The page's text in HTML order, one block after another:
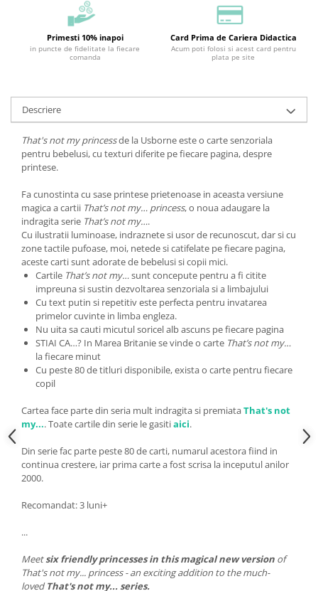
Primesti 10% inapoi
in puncte de fidelitate la fiecare
comanda
Card Prima de Cariera Didactica
Acum poti folosi si acest card pentru
plata pe site
Descriere
That's not my princessde la Usborne este o carte senzoriala
pentru bebelusi, cu texturi diferite pe fiecare pagina, despre
printese.
Fa cunostinta cu sase printese prietenoase in aceasta versiune
magica a cartii That’s not my… princess, o noua adaugare la
indragita serie That’s not my….
Cu ilustratii luminoase, indraznete si usor de recunoscut, dar si cu
zone tactile pufoase, moi, netede si catifelate pe fiecare pagina,
aceste carti sunt adorate de bebelusi si copii mici.
Cartile That’s not my…sunt concepute pentru a fi citite
impreuna si sustin dezvoltarea senzoriala si a limbajului
Cu text putin si repetitiv este perfecta pentru invatarea
primelor cuvinte in limba engleza.
Nu uita sa cauti micutul soricel alb ascuns pe fiecare pagina
STIAI CA…? In Marea Britanie se vinde o carte That’s not my…
la fiecare minut
Cu peste 80 de titluri disponibile, exista o carte pentru fiecare
copil
Cartea face parte din seria mult indragita si premiataThat's not
my....Toate cartile din serie le gasitiaici.
Din serie fac parte peste 80 de carti, numarul acestora fiind in
continua crestere, iar prima carte a fost scrisa la inceputul anilor
2000.
Recomandat: 3 luni+
...
Meetsix friendly princesses in this magical new version of
That's not my... princess - an exciting addition to the much-
lovedThat's not my... series.